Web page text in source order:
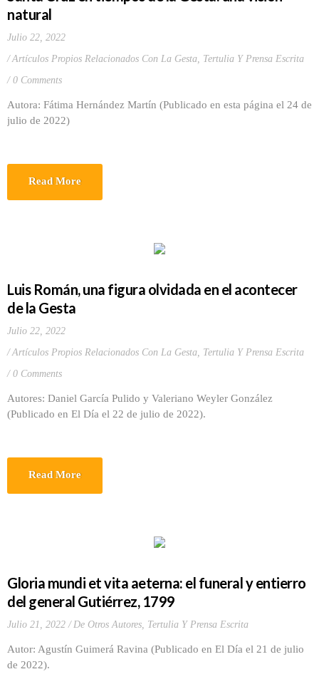
natural
Julio 22, 2022
Artículos Propios Relacionados Con La Gesta, Tertulia Y Prensa Escrita
0 Comments
Autora: Fátima Hernández Martín (Publicado en esta página el 24 de
julio de 2022)
Read More
Luis Román, una figura olvidada en el acontecer
de la Gesta
Julio 22, 2022
Artículos Propios Relacionados Con La Gesta, Tertulia Y Prensa Escrita
0 Comments
Autores: Daniel García Pulido y Valeriano Weyler González
(Publicado en El Día el 22 de julio de 2022).
Read More
Gloria mundi et vita aeterna: el funeral y entierro
del general Gutiérrez, 1799
Julio 21, 2022 De Otros Autores, Tertulia Y Prensa Escrita
Autor: Agustín Guimerá Ravina (Publicado en El Día el 21 de julio
de 2022).